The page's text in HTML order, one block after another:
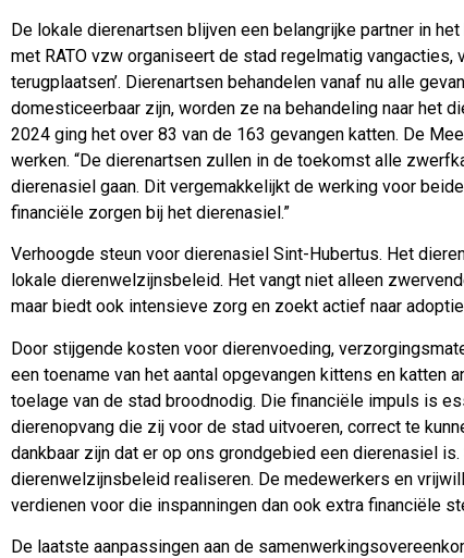
De lokale dierenartsen blijven een belangrijke partner in
met RATO vzw organiseert de stad regelmatig vangacties,
terugplaatsen’. Dierenartsen behandelen vanaf nu alle
domesticeerbaar zijn, worden ze na behandeling naar het
2024 ging het over 83 van de 163 gevangen katten. De
werken. “De dierenartsen zullen in de toekomst alle
dierenasiel gaan. Dit vergemakkelijkt de werking voor
financiële zorgen bij het dierenasiel.”
Verhoogde steun voor dierenasiel Sint-Hubertus. Het
lokale dierenwelzijnsbeleid. Het vangt niet alleen
maar biedt ook intensieve zorg en zoekt actief naar
Door stijgende kosten voor dierenvoeding,
een toename van het aantal opgevangen kittens en katten
toelage van de stad broodnodig. Die financiële impuls is
dierenopvang die zij voor de stad uitvoeren, correct te
dankbaar zijn dat er op ons grondgebied een dierenasiel
dierenwelzijnsbeleid realiseren. De medewerkers en
verdienen voor die inspanningen dan ook extra financiële
De laatste aanpassingen aan de